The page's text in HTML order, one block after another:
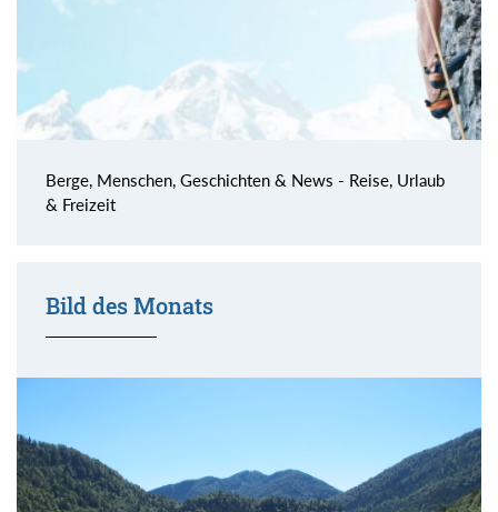
Berge, Menschen, Geschichten & News - Reise, Urlaub
& Freizeit
Bild des Monats